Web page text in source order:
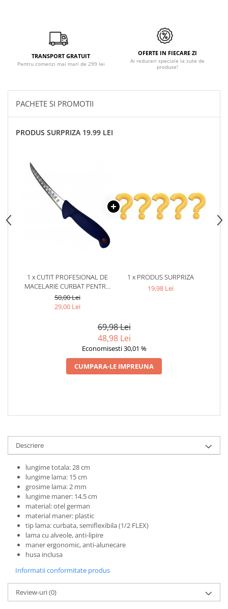
TRANSPORT GRATUIT
Pentru comenzi mai mari de 299 lei
OFERTE IN FIECARE ZI
Ai reduceri speciale la sute de
produse!
PACHETE SI PROMOTII
PRODUS SURPRIZA 19.99 LEI
1 x CUTIT PROFESIONAL DE
MACELARIE CURBAT PENTRU
DEZOSAT SI FASONAT 28 CM
50,00 Lei
29,00 Lei
1 x PRODUS SURPRIZA
19,98 Lei
69,98 Lei
48,98 Lei
Economisesti 30,01 %
CUMPARA-LE IMPREUNA
Descriere
lungime totala: 28 cm
lungime lama: 15 cm
grosime lama: 2 mm
lungime maner: 14.5 cm
material: otel german
material maner: plastic
tip lama: curbata, semiflexibila (1/2 FLEX)
lama cu alveole, anti-lipire
maner ergonomic, anti-alunecare
husa inclusa
Informatii conformitate produs
Review-uri(0)